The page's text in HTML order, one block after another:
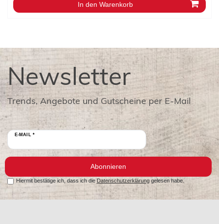
In den Warenkorb
Newsletter
Trends, Angebote und Gutscheine per E-Mail
E-MAIL *
Abonnieren
Hiermit bestätige ich, dass ich die Datenschutzerklärunggelesen habe.